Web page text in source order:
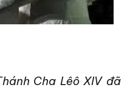
Cha Lêô XIV đã